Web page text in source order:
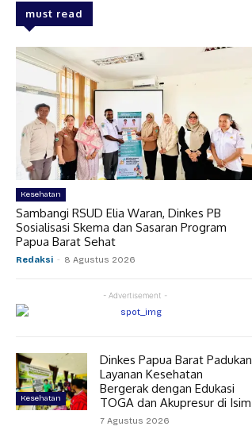
must read
Kesehatan
Sambangi RSUD Elia Waran, Dinkes PB
Sosialisasi Skema dan Sasaran Program
Papua Barat Sehat
Redaksi - 8 Agustus 2026
- Advertisement -
Kesehatan
Dinkes Papua Barat Padukan
Layanan Kesehatan
Bergerak dengan Edukasi
TOGA dan Akupresur di Isim
7 Agustus 2026